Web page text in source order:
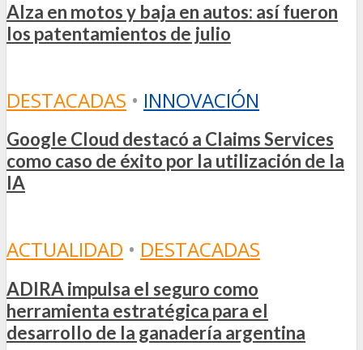
Alza en motos y baja en autos: así fueron
los patentamientos de julio
DESTACADAS • INNOVACIÓN
Google Cloud destacó a Claims Services
como caso de éxito por la utilización de la
IA
ACTUALIDAD • DESTACADAS
ADIRA impulsa el seguro como
herramienta estratégica para el
desarrollo de la ganadería argentina